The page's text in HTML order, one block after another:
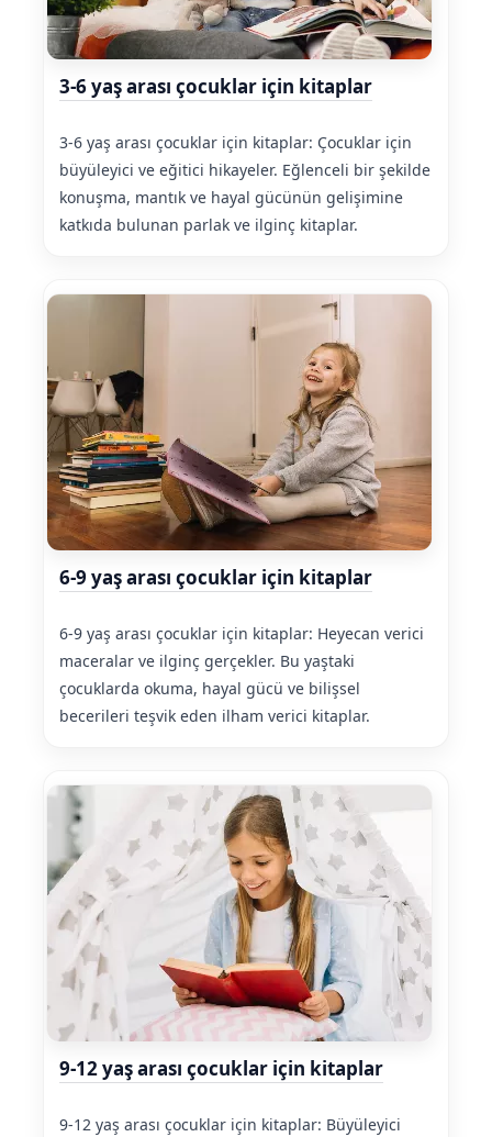
3-6 yaş arası çocuklar için kitaplar
3-6 yaş arası çocuklar için kitaplar: Çocuklar için
büyüleyici ve eğitici hikayeler. Eğlenceli bir şekilde
konuşma, mantık ve hayal gücünün gelişimine
katkıda bulunan parlak ve ilginç kitaplar.
6-9 yaş arası çocuklar için kitaplar
6-9 yaş arası çocuklar için kitaplar: Heyecan verici
maceralar ve ilginç gerçekler. Bu yaştaki
çocuklarda okuma, hayal gücü ve bilişsel
becerileri teşvik eden ilham verici kitaplar.
9-12 yaş arası çocuklar için kitaplar
9-12 yaş arası çocuklar için kitaplar: Büyüleyici